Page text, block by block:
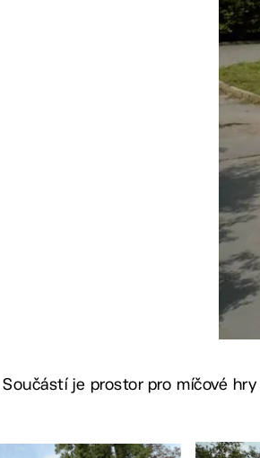
je prostor pro míčové